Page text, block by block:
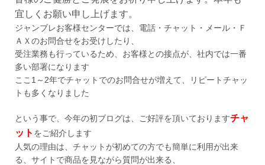
試着サンプル無料貸し出し
デジタルカタログ
クイックオーダー
（注文番号からご注文）
ログアウト
宜しくお願い申し上げます。
ジャンブレお客様センターでは、電話・チャット・メール・Ｆ
ＡＸのお問合せをお受けしたり、
受注業務も行っているため、お客様との接点が、社内では一番
多い部署になります
ここ1～2年でチャットでのお問合せが増えて、リピートチャッ
トも多くなりました
という事で、今年の初ブログは、ご好評を頂いておりますチャ
ット をご紹介します
人気の理由は、チャットが初めての方でも簡単に利用が出来
る、サイトで商品を見ながら質問が出来る、